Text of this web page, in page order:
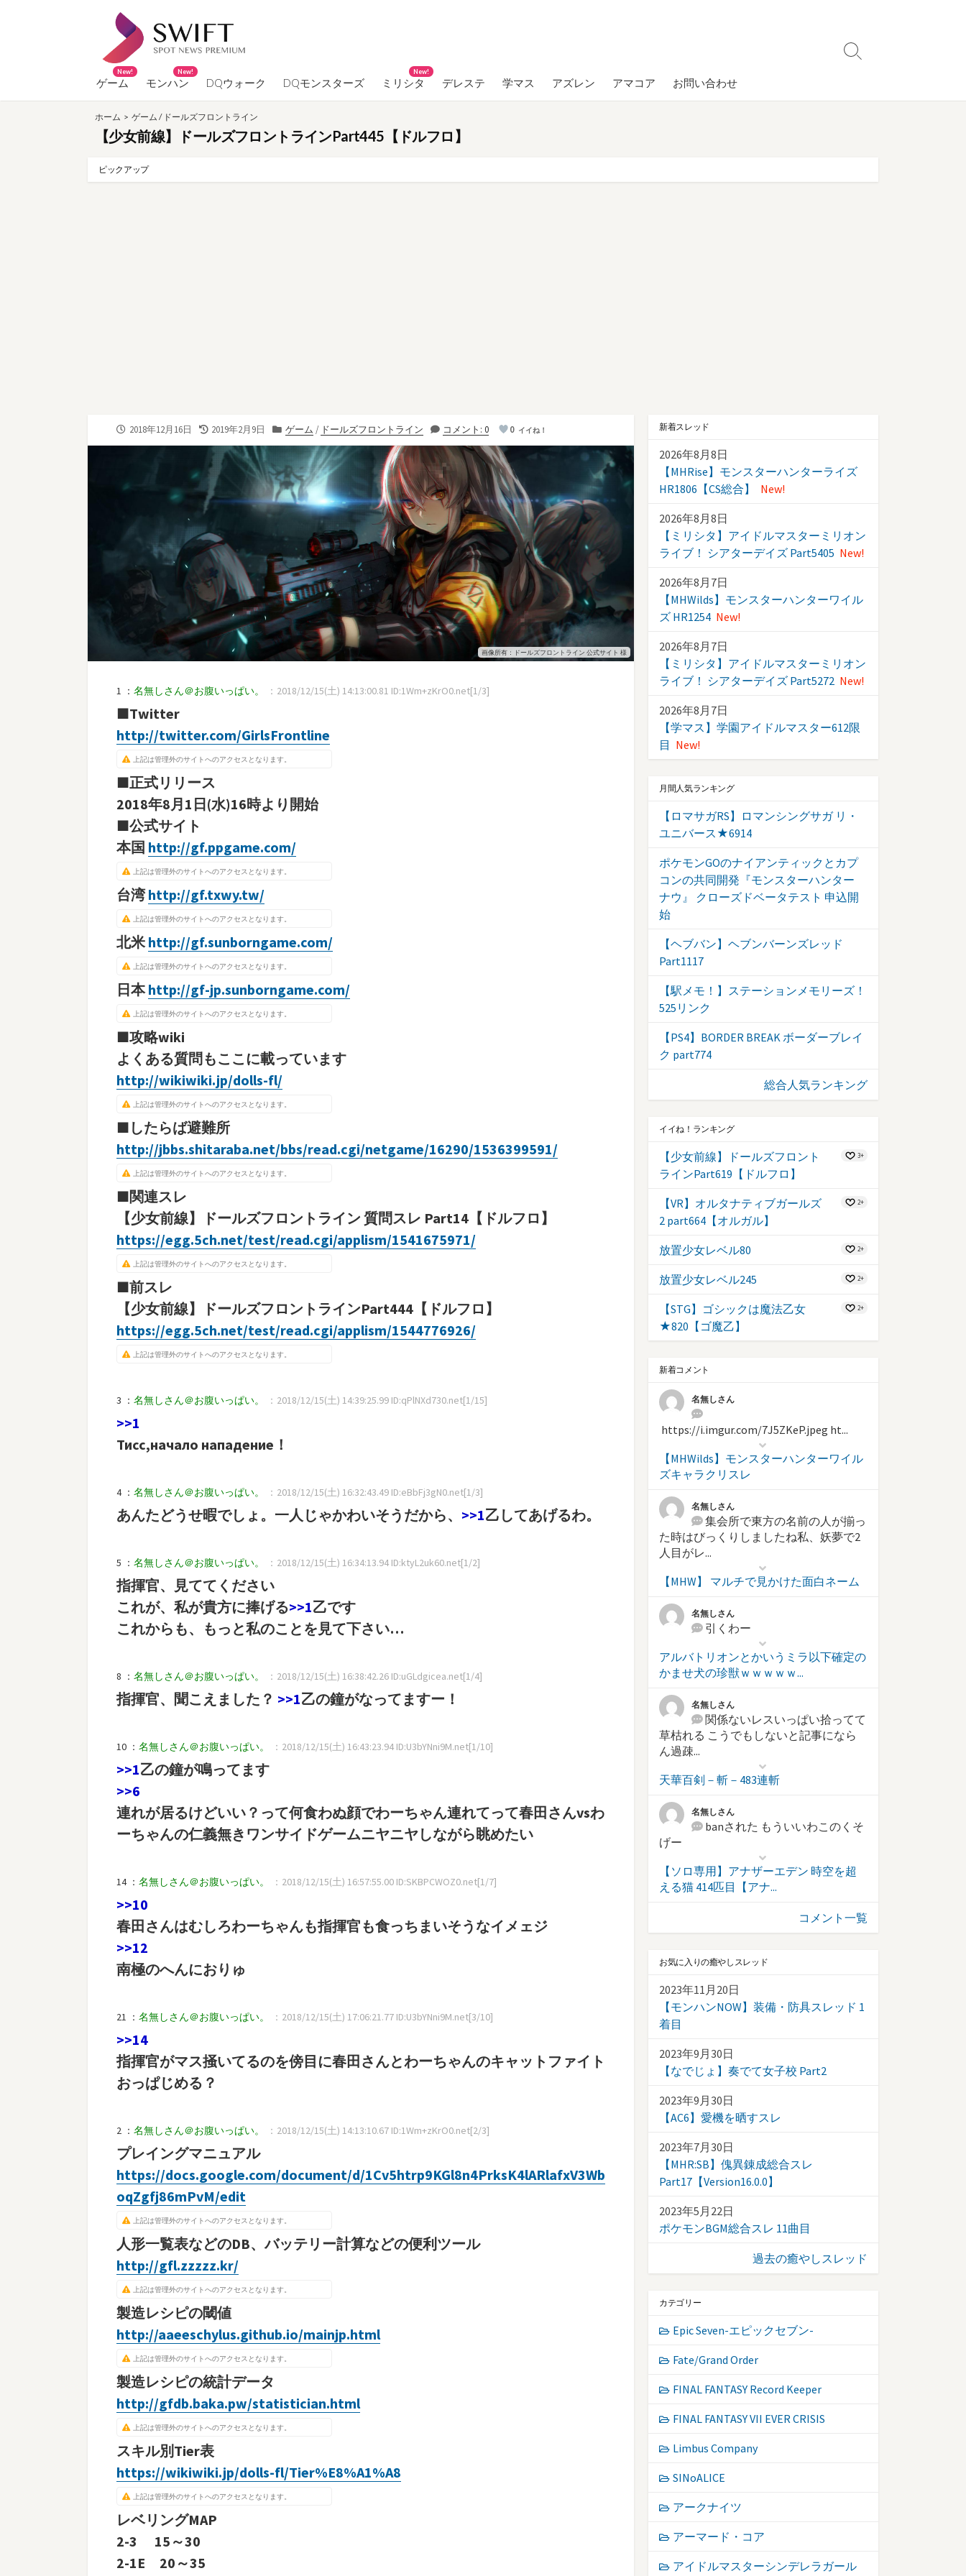
へ
ゲーム
New!
モンハン
New!
DQウォーク DQモンスターズ ミリシタ
New!
デレステ 学マス アズレン アマコア お問い合わせ
検
り
ホーム > ゲーム / ドールズフロントライン
【少女前線】ドールズフロントラインPart445【ドルフロ】
ピックアップ
公
2018年12月16日
最
更
新
日
2019年2月9日
カ
リ
ー
ゲーム / ドールズフロントライン コメント: 0 0 イイね！
画像所有：ドールズフロントライン 公式サイト 様
1 ： 名無しさん＠お腹いっぱい。 ：2018/12/15(土) 14:13:00.81 ID:1Wm+zKrO0.net[1/3]
■Twitter
http://twitter.com/GirlsFrontline
上記は管理外のサイトへのアクセスとなります。
■正式リリース
2018年8月1日(水)16時より開始
■公式サイト
本国 http://gf.ppgame.com/
上記は管理外のサイトへのアクセスとなります。
台湾http://gf.txwy.tw/
上記は管理外のサイトへのアクセスとなります。
北米http://gf.sunborngame.com/
上記は管理外のサイトへのアクセスとなります。
日本http://gf-jp.sunborngame.com/
上記は管理外のサイトへのアクセスとなります。
■攻略wiki
よくある質問もここに載っています
http://wikiwiki.jp/dolls-fl/
上記は管理外のサイトへのアクセスとなります。
■したらば避難所
http://jbbs.shitaraba.net/bbs/read.cgi/netgame/16290/1536399591/
上記は管理外のサイトへのアクセスとなります。
■関連スレ
【少女前線】ドールズフロントライン 質問スレ Part14【ドルフロ】
https://egg.5ch.net/test/read.cgi/applism/1541675971/
上記は管理外のサイトへのアクセスとなります。
■前スレ
【少女前線】ドールズフロントラインPart444【ドルフロ】
https://egg.5ch.net/test/read.cgi/applism/1544776926/
上記は管理外のサイトへのアクセスとなります。
3 ： 名無しさん＠お腹いっぱい。 ：2018/12/15(土) 14:39:25.99 ID:qPlNXd730.net[1/15]
>>1
Тисс,начало нападение！
4 ： 名無しさん＠お腹いっぱい。 ：2018/12/15(土) 16:32:43.49 ID:eBbFj3gN0.net[1/3]
あんたどうせ暇でしょ。一人じゃかわいそうだから、 >>1乙してあげるわ。
5 ： 名無しさん＠お腹いっぱい。 ：2018/12/15(土) 16:34:13.94 ID:ktyL2uk60.net[1/2]
指揮官、見ててください
これが、私が貴方に捧げる>>1乙です
これからも、もっと私のことを見て下さい…
8 ： 名無しさん＠お腹いっぱい。 ：2018/12/15(土) 16:38:42.26 ID:uGLdgicea.net[1/4]
指揮官、聞こえました？ >>1乙の鐘がなってますー！
10 ： 名無しさん＠お腹いっぱい。 ：2018/12/15(土) 16:43:23.94 ID:U3bYNni9M.net[1/10]
>>1乙の鐘が鳴ってます
>>6
連れが居るけどいい？って何食わぬ顔でわーちゃん連れてって春田さんvsわ
ーちゃんの仁義無きワンサイドゲームニヤニヤしながら眺めたい
14 ： 名無しさん＠お腹いっぱい。 ：2018/12/15(土) 16:57:55.00 ID:SKBPCWOZ0.net[1/7]
>>10
春田さんはむしろわーちゃんも指揮官も食っちまいそうなイメェジ
>>12
南極のへんにおりゅ
21 ： 名無しさん＠お腹いっぱい。 ：2018/12/15(土) 17:06:21.77 ID:U3bYNni9M.net[3/10]
>>14
指揮官がマス掻いてるのを傍目に春田さんとわーちゃんのキャットファイト
おっぱじめる？
2 ： 名無しさん＠お腹いっぱい。 ：2018/12/15(土) 14:13:10.67 ID:1Wm+zKrO0.net[2/3]
プレイングマニュアル
https://docs.google.com/document/d/1Cv5htrp9KGl8n4PrksK4lARlafxV3Wb
oqZgfj86mPvM/edit
上記は管理外のサイトへのアクセスとなります。
人形一覧表などのDB、バッテリー計算などの便利ツール
http://gfl.zzzzz.kr/
上記は管理外のサイトへのアクセスとなります。
製造レシピの閾値
http://aaeeschylus.github.io/mainjp.html
上記は管理外のサイトへのアクセスとなります。
製造レシピの統計データ
http://gfdb.baka.pw/statistician.html
上記は管理外のサイトへのアクセスとなります。
スキル別Tier表
https://wikiwiki.jp/dolls-fl/Tier%E8%A1%A8
上記は管理外のサイトへのアクセスとなります。
レベリングMAP
2-3 15～30
2-1E 20～35
新着スレッド
2026年8月8日
【MHRise】モンスターハンターライズ
HR1806【CS総合】
New!
2026年8月8日
【ミリシタ】アイドルマスターミリオン
ライブ！ シアターデイズ Part5405 New!
2026年8月7日
【MHWilds】モンスターハンターワイル
ズ HR1254 New!
2026年8月7日
【ミリシタ】アイドルマスターミリオン
ライブ！ シアターデイズ Part5272 New!
2026年8月7日
【学マス】学園アイドルマスター612限
目 New!
月間人気ランキング
【ロマサガRS】ロマンシングサガ リ・
ユニバース★6914
ポケモンGOのナイアンティックとカプ
コンの共同開発『モンスターハンター
ナウ』 クローズドベータテスト 申込開
始
【ヘブバン】ヘブンバーンズレッド
Part1117
【駅メモ！】ステーションメモリーズ！
525リンク
【PS4】BORDER BREAK ボーダーブレイ
ク part774
総合人気ランキング
イイね！ランキング
【少女前線】ドールズフロント
ラインPart619【ドルフロ】
3+
【VR】オルタナティブガールズ
2 part664【オルガル】
2+
放置少女レベル80 2+
放置少女レベル245 2+
【STG】ゴシックは魔法乙女
★820【ゴ魔乙】
2+
新着コメント
名無しさん
https://i.imgur.com/7J5ZKeP.jpeg ht...
【MHWilds】モンスターハンターワイル
ズキャラクリスレ
名無しさん
集会所で東方の名前の人が揃っ
た時はびっくりしましたね私、妖夢で2
人目がレ...
【MHW】 マルチで見かけた面白ネーム
名無しさん
引くわー
アルバトリオンとかいうミラ以下確定の
かませ犬の珍獣ｗｗｗｗｗ...
名無しさん
関係ないレスいっぱい拾ってて
草枯れる こうでもしないと記事になら
ん過疎...
天華百剣－斬－483連斬
名無しさん
banされた もういいわこのくそ
げー
【ソロ専用】アナザーエデン 時空を超
える猫 414匹目【アナ...
コメント一覧
お気に入りの癒やしスレッド
2023年11月20日
【モンハンNOW】装備・防具スレッド 1
着目
2023年9月30日
【なでじょ】奏でて女子校 Part2
2023年9月30日
【AC6】愛機を晒すスレ
2023年7月30日
【MHR:SB】傀異錬成総合スレ
Part17【Version16.0.0】
2023年5月22日
ポケモンBGM総合スレ 11曲目
過去の癒やしスレッド
カテゴリー
Epic Seven-エピックセブン-
Fate/Grand Order
FINAL FANTASY Record Keeper
FINAL FANTASY VII EVER CRISIS
Limbus Company
SINoALICE
アークナイツ
アーマード・コア
アイドルマスターシンデレラガール